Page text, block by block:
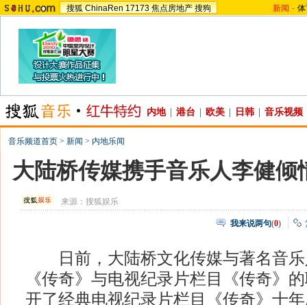
搜狐 ChinaRen 17173 焦点房地产 搜狗 新闻 -
内地 港台 欧美 日韩 音乐视频
音乐频道首页 > 新闻 > 内地乐闻
大陆桥传媒携手音乐人李健倾
来源：搜狐娱乐
我来说两句(0)
日前，大陆桥文化传媒与著名音乐
《传奇》与电视纪录片栏目《传奇》
开了经典电视纪录片栏目《传奇》十